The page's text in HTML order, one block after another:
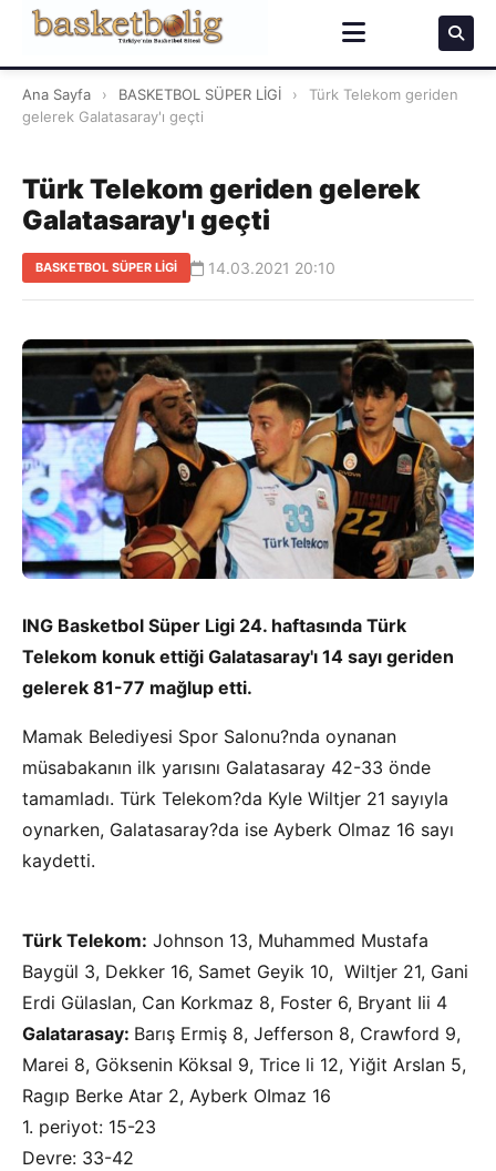
Ana Sayfa › BASKETBOL SÜPER LİGİ ›
Türk Telekom geriden
gelerek Galatasaray'ı geçti
Türk Telekom geriden gelerek
Galatasaray'ı geçti
BASKETBOL SÜPER LİGİ 14.03.2021 20:10
ING Basketbol Süper Ligi 24. haftasında Türk
Telekom konuk ettiği Galatasaray'ı 14 sayı geriden
gelerek 81-77 mağlup etti.
Mamak Belediyesi Spor Salonu?nda oynanan
müsabakanın ilk yarısını Galatasaray 42-33 önde
tamamladı. Türk Telekom?da Kyle Wiltjer 21 sayıyla
oynarken, Galatasaray?da ise Ayberk Olmaz 16 sayı
kaydetti.
Türk Telekom: Johnson 13, Muhammed Mustafa
Baygül 3, Dekker 16, Samet Geyik 10, Wiltjer 21, Gani
Erdi Gülaslan, Can Korkmaz 8, Foster 6, Bryant Iii 4
Galatarasay: Barış Ermiş 8, Jefferson 8, Crawford 9,
Marei 8, Göksenin Köksal 9, Trice li 12, Yiğit Arslan 5,
Ragıp Berke Atar 2, Ayberk OImaz 16
1. periyot: 15-23
Devre: 33-42